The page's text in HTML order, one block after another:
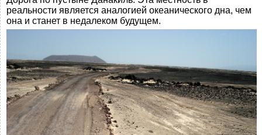
реальности является аналогией океанического дна, чем
она и станет в недалеком будущем.